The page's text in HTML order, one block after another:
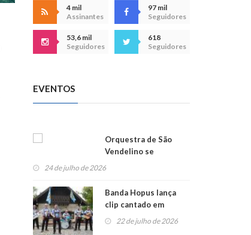
4 mil
Assinantes
97 mil
Seguidores
53,6 mil
Seguidores
618
Seguidores
EVENTOS
Orquestra de São
Vendelino se
apresenta na
24 de julho de 2026
Banda Hopus lança
clip cantado em
alemão e inglês
22 de julho de 2026